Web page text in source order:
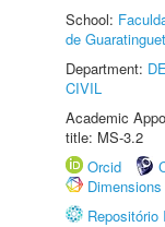
School:
de
Department:
CIVIL
Academic
title: MS-3.2
Orcid
Dimensions